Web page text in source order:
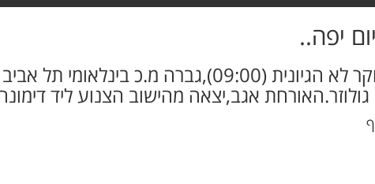
יפה..
אגב,יצאה מהישוב הצנוע ליד דימונה כבר בשעה 5:30